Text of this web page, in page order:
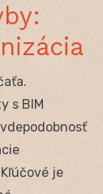
s BIM
je